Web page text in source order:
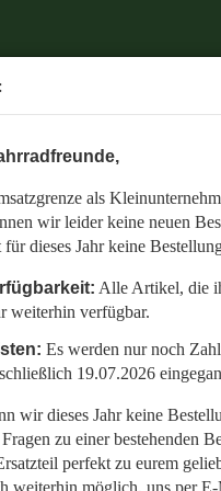
als
wir leider keine neuen
dieses Jahr keine
Alle Artikel, die
weiterhin verfügbar.
Es werden nur noch
19.07.2026
wir dieses Jahr keine
zu einer bestehenden
perfekt zu eurem
weiterhin möglich, uns per
aufnehmen.
im nächsten Jahr weiterhin
die bis einschließlich
wieder fit zu bekommen.
auf den gemeinsamen Start